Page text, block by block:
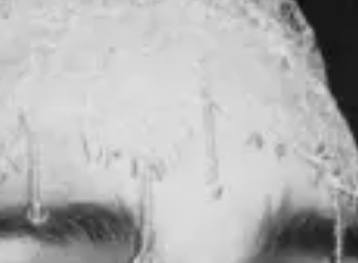
exposiciones
recorridos por la ciudad
conciertos